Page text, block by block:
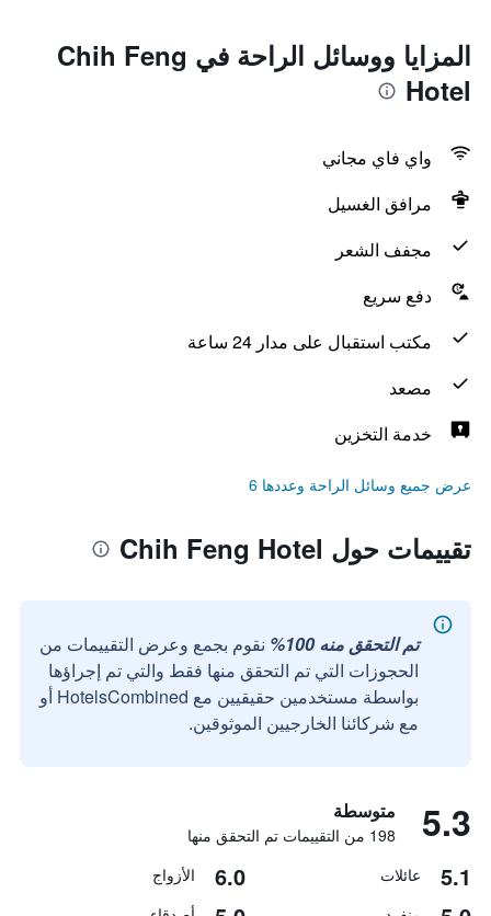
المزايا ووسائل الراحة في Chih Feng
Hotel
واي فاي مجاني
مرافق الغسيل
مجفف الشعر
دفع سريع
مكتب استقبال على مدار 24 ساعة
مصعد
خدمة التخزين
عرض جميع وسائل الراحة وعددها 6
تقييمات حول Chih Feng Hotel
تم التحقق منه 100%
نقوم بجمع وعرض التقييمات من
الحجوزات التي تم التحقق منها فقط والتي تم إجراؤها
بواسطة مستخدمين حقيقيين مع HotelsCombined أو
مع شركائنا الخارجيين الموثوقين.
5.3 متوسطة
198 من التقييمات تم التحقق منها
5.1 عائلات 6.0 الأزواج